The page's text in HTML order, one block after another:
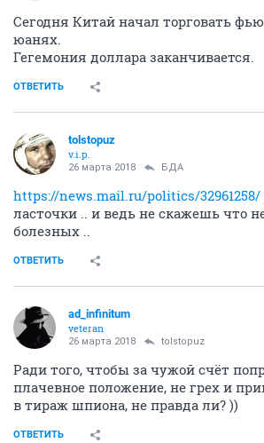
Сегодня Китай начал торговать
юанях.
Гегемония доллара заканчивается.
ОТВЕТИТЬ
tolstopuz
v.i.p.
26 марта 2018 БДА
https://news.mail.ru/politics/32961258/
ласточки .. и ведь не скажешь что
болезных ..
ОТВЕТИТЬ
ad_infinitum
veteran
26 марта 2018 tolstopuz
Ради того, чтобы за чужой счёт
плачевное положение, не грех и
в тираж шпиона, не правда ли? ))
ОТВЕТИТЬ